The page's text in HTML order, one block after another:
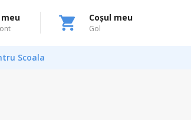
Coșul meu
Gol
Scoala